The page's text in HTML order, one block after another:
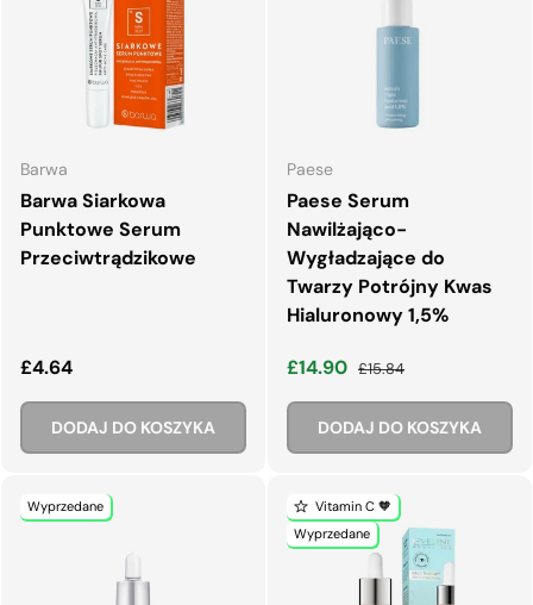
Barwa
Barwa Siarkowa
Punktowe Serum
Przeciwtrądzikowe
Normalna cena
£4.64
DODAJ DO KOSZYKA
Paese
Paese Serum
Nawilżająco-
Wygładzające do
Twarzy Potrójny Kwas
Hialuronowy 1,5%
Cena wyprzedaży
£14.90 Normalna cena
£15.84
DODAJ DO KOSZYKA
Wyprzedane
Vitamin C 🧡
Wyprzedane